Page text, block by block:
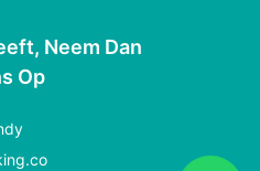
Neem Dan
Op